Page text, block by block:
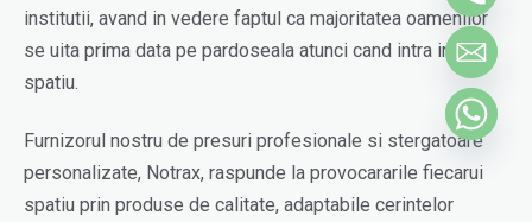
institutii, avand in vedere faptul ca majoritatea oamenilor
se uita prima data pe pardoseala atunci cand intra intr-un
spatiu.
Furnizorul nostru de presuri profesionale si stergatoare
personalizate, Notrax, raspunde la provocararile fiecarui
spatiu prin produse de calitate, adaptabile cerintelor